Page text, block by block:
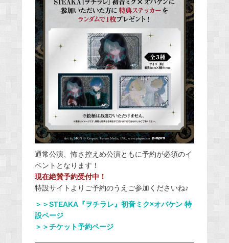
通常公演、怖さ控えめ公演ともに予約が必須のイ
ベントとなります！
現在絶賛予約受付中！
特設サイトよりご予約のうえご参加くださいね♪
＞＞STEAKA『ヲチラレ』初音ミク×オバケン 特
設ページ
＞＞チケット予約ページ